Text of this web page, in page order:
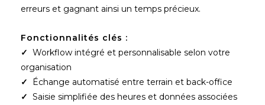
erreurs et gagnant ainsi un temps précieux.
Fonctionnalités clés :
✓ Workflow intégré et personnalisable selon votre
organisation
✓
Échange automatisé entre terrain et back-office
✓ Saisie simplifiée des heures et données associées